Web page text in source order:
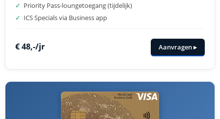
✓ Priority Pass-loungetoegang (tijdelijk)
✓ ICS Specials via Business app
€ 48,-/jr Aanvragen ▸